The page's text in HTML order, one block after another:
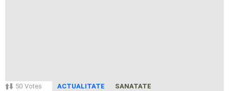
50 Votes ACTUALITATE SANATATE